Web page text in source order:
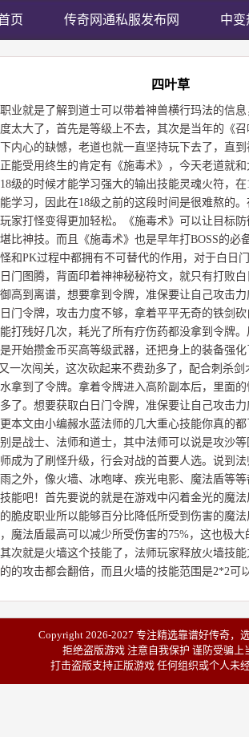
页 传奇网通私服发布网 中变
四叶草
业就是了解到道士可以带着神兽横行玛法的信
太大了，首先是等级上不去，其次是当年的《
内心的缺憾，老道也就一直坚持玩下去了，直
能受用终生的肯定有《施毒术》，今天老道就
级的时候才能学习强大的输出技能灵魂火符，
学习，因此在18级之前的这段时间是很难熬的
家打怪变得更加轻松。《施毒术》可以让目标
比神技。而且《施毒术》也是早年打BOSS的必
和PK过程中都拥有不可替代的作用，对于白日
门图腾，背面印着神神秘秘符文，就只有打败
高到离谱，想要拿到令牌，准保要让自己攻击
门令牌，攻击力度不够，拿着平平无奇的铁剑
打残好几次，耗光了所有疗伤药都没拿到令牌
开始攒金币买高等级武器，还把身上的装备强
一次闯关，这次砍起来不费劲多了，配合刺杀
拿到了令牌。拿着令牌进入高阶副本后，里面
了。想要获取白日门令牌，准保要让自己攻击
本文由小编赧水蓝法师的几大重心技能你真的
是战士、法师和道士，其中法师可以说是攻沙
成为了刷怪升级，行会对战的首要人选。说到
之外，像火墙、冰咆哮、疾光电影、魔法盾等
能吧！首先要说的就是在游戏中闪着金光的魔
脆皮职业所以能够百分比降低所受到伤害的魔
魔法盾最高可以减少所受伤害的75%，这也极
次就是火墙这个技能了，法师玩家释放火墙技
的攻击都会翻倍，而且火墙的技能范围是2*2可
Copyright 2026-2027 专注精选靠谱好传奇，
拒绝盗版游戏 注意自我保护 谨防受骗
打击盗版支持正版游戏 任何组织或个人未